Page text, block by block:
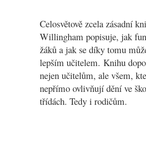
Celosvětově zcela zásadní
Willingham popisuje, jak
žáků a jak se díky tomu
lepším učitelem. Knihu
nejen učitelům, ale všem,
nepřímo ovlivňují dění ve
třídách. Tedy i rodičům.